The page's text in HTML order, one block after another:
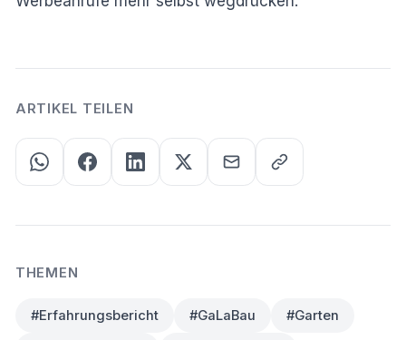
ARTIKEL TEILEN
THEMEN
#Erfahrungsbericht #GaLaBau #Garten